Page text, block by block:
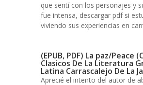
que sentí con los personajes y
fue intensa, descargar pdf si
viviendo sus experiencias en
(EPUB, PDF) La paz/Peace
Clasicos De La Literatura
Latina Carrascalejo De La
Aprecié el intento del autor de